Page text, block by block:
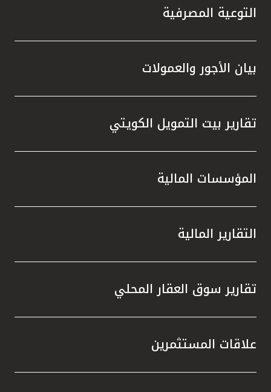
التوعية المصرفية
بيان الأجور والعمولات
تقارير بيت التمويل الكويتي
المؤسسات المالية
التقارير المالية
تقارير سوق العقار المحلي
علاقات المستثمرين